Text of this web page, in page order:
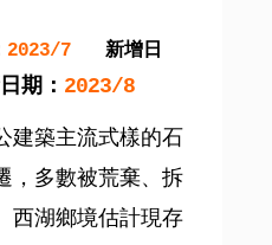
2023/7
新增日
期： 2023/8
建築主流式樣的石
，多數被荒棄、拆
西湖鄉境估計現存